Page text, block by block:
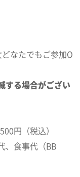
なたでもご参加O
する場合がござい
円（税込）
、食事代（BB